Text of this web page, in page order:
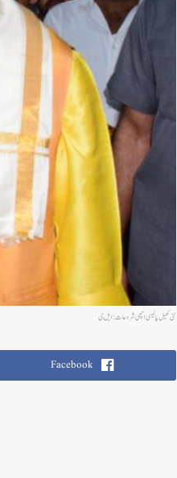
نئی کھیل پالیسی اچھی شروعات: ایل جی
Facebook